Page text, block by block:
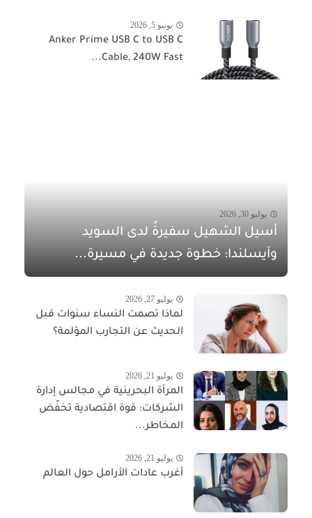
يونيو 5, 2026
Anker Prime USB C to USB C
Cable, 240W Fast...
يوليو 30, 2026
أسيل الشهيل سفيرةً لدى السويد
وآيسلندا: خطوة جديدة في مسيرة...
يوليو 27, 2026
لماذا تصمت النساء سنوات قبل
الحديث عن التجارب المؤلمة؟
يوليو 21, 2026
المرأة البحرينية في مجالس إدارة
الشركات: قوة اقتصادية تخفّض
المخاطر...
يوليو 21, 2026
أغرب عادات الأرامل حول العالم